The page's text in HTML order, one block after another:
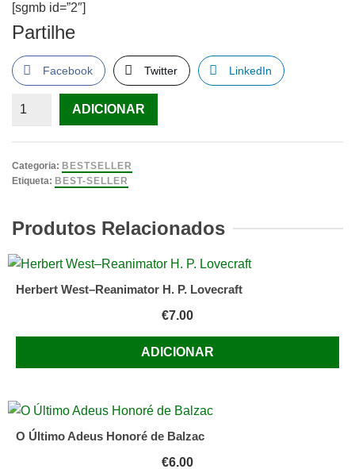
[sgmb id=”2″]
Partilhe
Facebook Twitter LinkedIn
Quantidade
crânio
da
de
Coville
ADICIONAR
Categoria: BESTSELLER
Etiqueta: BEST-SELLER
Produtos Relacionados
Herbert West–Reanimator H. P. Lovecraft
€7.00
ADICIONAR
O Último Adeus Honoré de Balzac
€6.00